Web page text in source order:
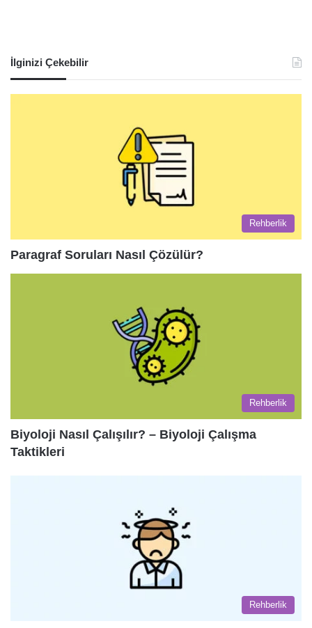
İlginizi Çekebilir
Rehberlik
Paragraf Soruları Nasıl Çözülür?
Rehberlik
Biyoloji Nasıl Çalışılır? – Biyoloji Çalışma
Taktikleri
Rehberlik